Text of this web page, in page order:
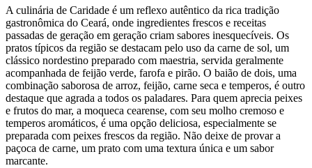
A culinária de Caridade é um reflexo autêntico da rica tradição
gastronômica do Ceará, onde ingredientes frescos e receitas
passadas de geração em geração criam sabores inesquecíveis. Os
pratos típicos da região se destacam pelo uso da carne de sol, um
clássico nordestino preparado com maestria, servida geralmente
acompanhada de feijão verde, farofa e pirão. O baião de dois, uma
combinação saborosa de arroz, feijão, carne seca e temperos, é outro
destaque que agrada a todos os paladares. Para quem aprecia peixes
e frutos do mar, a moqueca cearense, com seu molho cremoso e
temperos aromáticos, é uma opção deliciosa, especialmente se
preparada com peixes frescos da região. Não deixe de provar a
paçoca de carne, um prato com uma textura única e um sabor
marcante.